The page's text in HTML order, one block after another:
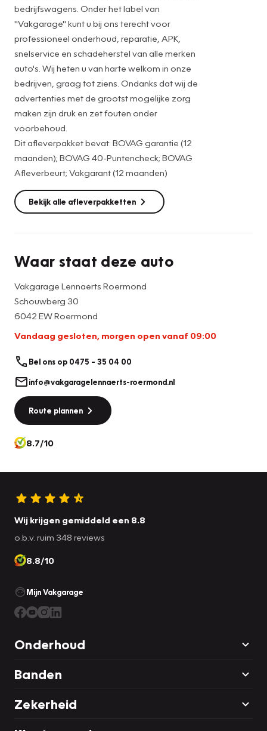
bedrijfswagens. Onder het label van
"Vakgarage" kunt u bij ons terecht voor
professioneel onderhoud, reparatie, APK,
snelservice en schadeherstel van alle merken
auto's. Wij heten u van harte welkom in onze
bedrijven, graag tot ziens. Ondanks dat wij de
advertenties met de grootst mogelijke zorg
maken zijn druk en zet fouten onder
voorbehoud.
Dit afleverpakket bevat: BOVAG garantie (12
maanden); BOVAG 40-Puntencheck; BOVAG
Afleverbeurt; Vakgarant (12 maanden)
Bekijk alle afleverpakketten
Waar staat deze auto
Vakgarage Lennaerts Roermond
Schouwberg 30
6042 EW Roermond
Vandaag gesloten, morgen open vanaf 09:00
Bel ons op 0475 – 35 04 00
info@vakgaragelennaerts-roermond.nl
Route plannen
8.7/10
Wij krijgen gemiddeld een 8.8
o.b.v. ruim 348 reviews
8.8/10
Mijn Vakgarage
Onderhoud
Banden
Zekerheid